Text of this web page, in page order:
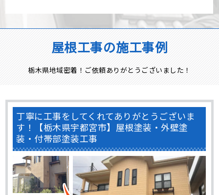
屋根工事の施工事例
栃木県地域密着！ご依頼ありがとうございました！
丁寧に工事をしてくれてありがとうございま
す！【栃木県宇都宮市】屋根塗装・外壁塗
装・付帯部塗装工事